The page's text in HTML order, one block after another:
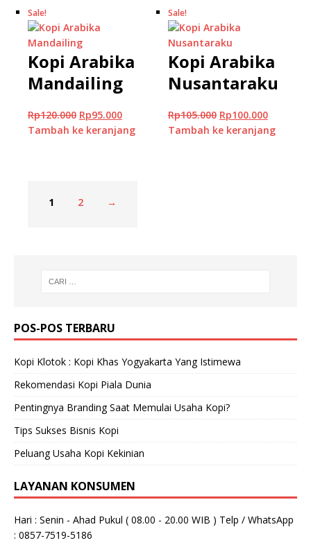
Sale!
Kopi Arabika
Mandailing
Rp120.000 Rp95.000
Tambah ke keranjang
Sale!
Kopi Arabika
Nusantaraku
Rp105.000 Rp100.000
Tambah ke keranjang
1 2 →
POS-POS TERBARU
Kopi Klotok : Kopi Khas Yogyakarta Yang Istimewa
Rekomendasi Kopi Piala Dunia
Pentingnya Branding Saat Memulai Usaha Kopi?
Tips Sukses Bisnis Kopi
Peluang Usaha Kopi Kekinian
LAYANAN KONSUMEN
Hari : Senin - Ahad Pukul ( 08.00 - 20.00 WIB ) Telp / WhatsApp
: 0857-7519-5186